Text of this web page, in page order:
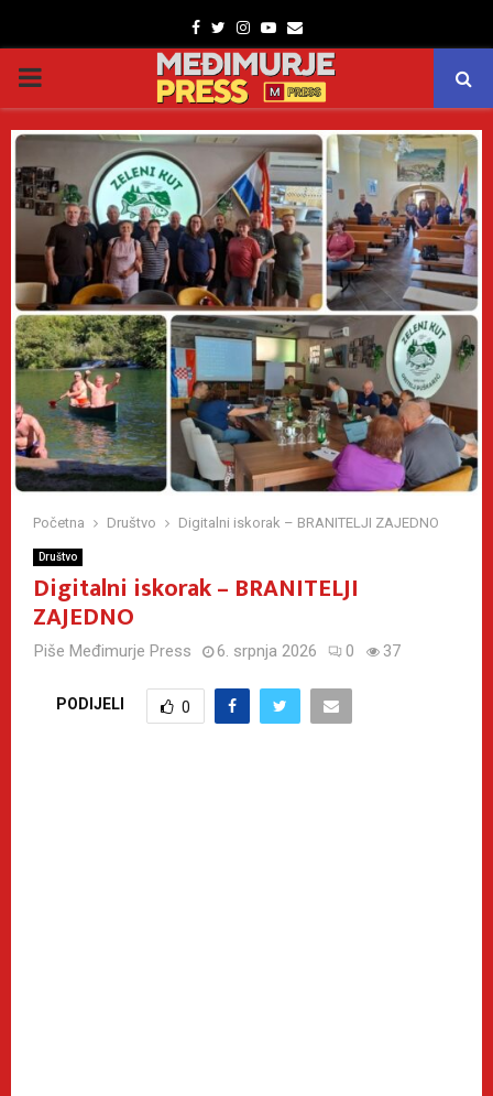
Facebook
TwitterInstagram
Youtube
Email
PRIMARY
MENU
Početna Društvo Digitalni iskorak – BRANITELJI ZAJEDNO
Društvo
Digitalni iskorak – BRANITELJI
ZAJEDNO
Piše Međimurje Press 6. srpnja 2026 0 37
PODIJELI 0